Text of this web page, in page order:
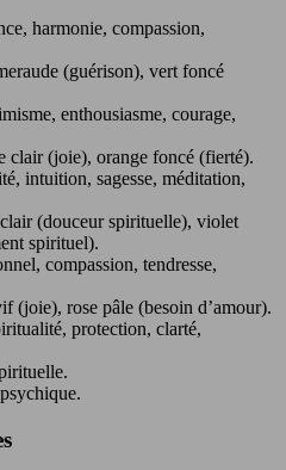
harmonie, compassion,
(guérison), vert foncé
enthousiasme, courage,
clair (joie), orange foncé (fierté).
intuition, sagesse, méditation,
(douceur spirituelle), violet
spirituel).
compassion, tendresse,
(joie), rose pâle (besoin d’amour).
protection, clarté,